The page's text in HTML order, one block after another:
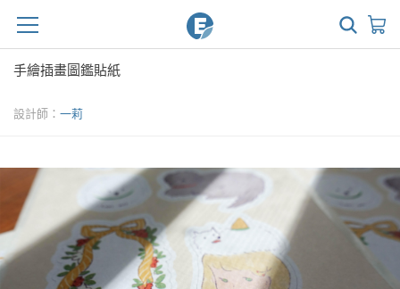
手繪插畫圖鑑貼紙
設計師： 一莉